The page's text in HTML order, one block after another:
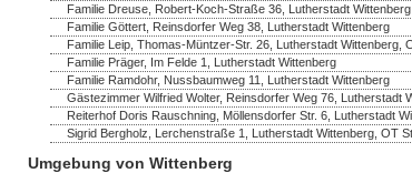
Familie Dreuse, Robert-Koch-Straße 36, Lutherstadt Wittenberg
Familie Göttert, Reinsdorfer Weg 38, Lutherstadt Wittenberg
Familie Leip, Thomas-Müntzer-Str. 26, Lutherstadt Wittenberg,
Familie Präger, Im Felde 1, Lutherstadt Wittenberg
Familie Ramdohr, Nussbaumweg 11, Lutherstadt Wittenberg
Gästezimmer Wilfried Wolter, Reinsdorfer Weg 76, Lutherstadt
Reiterhof Doris Rauschning, Möllensdorfer Str. 6, Lutherstadt
Sigrid Bergholz, Lerchenstraße 1, Lutherstadt Wittenberg, OT
Umgebung von Wittenberg